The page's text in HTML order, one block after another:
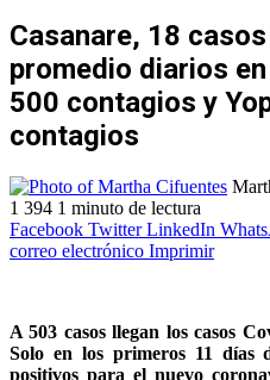
Casanare, 18
promedio diarios
500 contagios y
contagios
1 394 1 minuto de lectura
Facebook Twitter LinkedIn
correo electrónico Imprimir
A 503 casos llegan los casos
Solo en los primeros 11 días
positivos para el nuevo